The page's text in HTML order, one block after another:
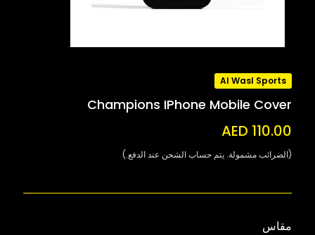
Al Wasl Sports
Champions IPhone Mobile Cover
AED 110.00
(الضرائب مشمولة. يتم حساب الشحن عند الدفع.)
مقاس